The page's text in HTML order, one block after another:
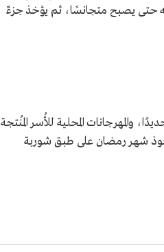
حتى يصبح متجانسًا، ثم يؤخذ جزءٌ
والمهرجانات المحلية للأُسر المُنتجة
شهر رمضان على طبق شوربة